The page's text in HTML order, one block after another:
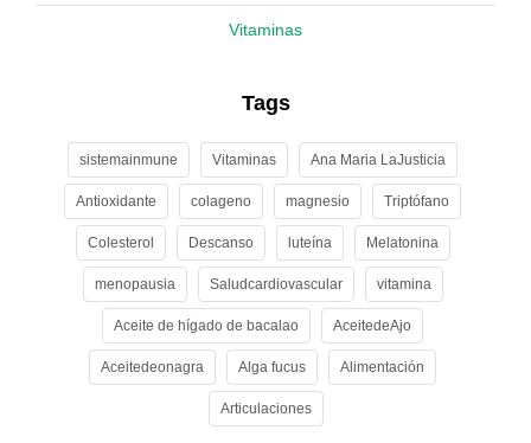
Vitaminas
Tags
sistemainmune Vitaminas Ana Maria LaJusticia
Antioxidante colageno magnesio Triptófano
Colesterol Descanso luteína Melatonina
menopausia Saludcardiovascular vitamina
Aceite de hígado de bacalao AceitedeAjo
Aceitedeonagra Alga fucus Alimentación
Articulaciones